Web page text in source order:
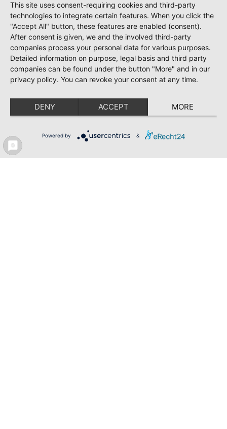
bestmöglichen Service zu bieten, beteiligen wir
uns aktiv am politischen Geschehen in allen
arbeitsmarktpolitischen Bereichen. Damit sind
wir Impulsgeber für Akteure des Arbeitsmarktes
und Trendsetter im Bereich
Personalmanagement.
This site uses consent-requiring cookies and third-party
technologies to integrate certain features. When you click the
"Accept All" button, these features are enabled (consent).
After consent is given, we and the involved third-party
companies process your personal data for various purposes.
Detailed information on purpose, legal basis and third party
companies can be found under the button "More" and in our
privacy policy. You can revoke your consent at any time.
DENY ACCEPT MORE
Powered by &